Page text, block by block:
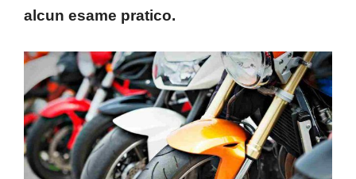
alcun esame pratico.